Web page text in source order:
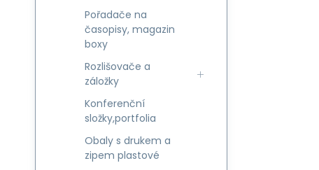
Pořadače na
časopisy, magazin
boxy
Rozlišovače a
záložky
Konferenční
složky,portfolia
Obaly s drukem a
zipem plastové